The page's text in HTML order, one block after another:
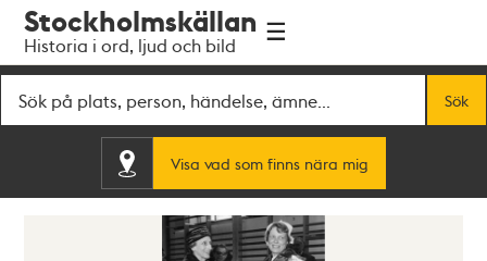
navigationen
huvudinnehållet
Stockholmskällan
Historia i ord, ljud och bild
Sök
Visa vad som finns nära mig